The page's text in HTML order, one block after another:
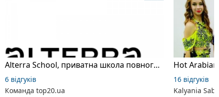
Alterra School, приватна школа повного дня
6 відгуків
Команда top20.ua
16 відгуків
Kalyania